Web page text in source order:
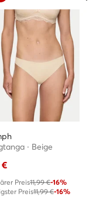
· Beige
€
Preis11,99 €-16%
Preis11,99 €-16%